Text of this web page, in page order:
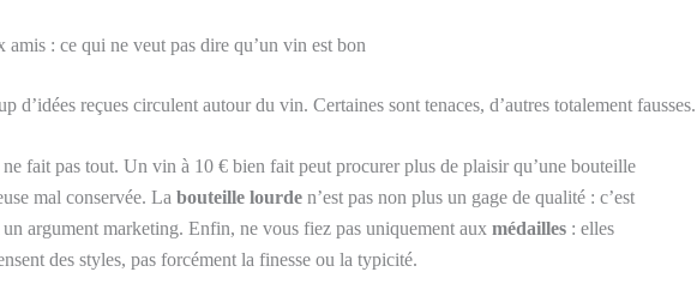
amis : ce qui ne veut pas dire qu’un vin est bon
d’idées reçues circulent autour du vin. Certaines sont tenaces, d’autres totalement fausses.
ne fait pas tout. Un vin à 10 € bien fait peut procurer plus de plaisir qu’une bouteille
mal conservée. La bouteille lourde n’est pas non plus un gage de qualité : c’est
argument marketing. Enfin, ne vous fiez pas uniquement aux médailles : elles
des styles, pas forcément la finesse ou la typicité.